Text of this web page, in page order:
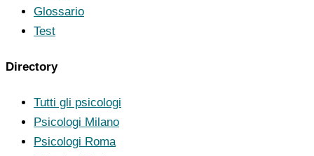
Glossario
Test
Directory
Tutti gli psicologi
Psicologi Milano
Psicologi Roma